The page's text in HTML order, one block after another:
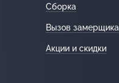
Сборка
Вызов замерщика
Акции и скидки